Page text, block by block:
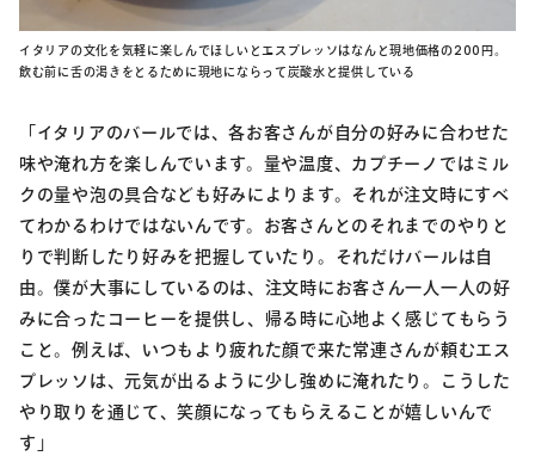
イタリアの文化を気軽に楽しんでほしいとエスプレッソはなんと現地価格の200円。
飲む前に舌の渇きをとるために現地にならって炭酸水と提供している
「イタリアのバールでは、各お客さんが自分の好みに合わせた
味や淹れ方を楽しんでいます。量や温度、カプチーノではミル
クの量や泡の具合なども好みによります。それが注文時にすべ
てわかるわけではないんです。お客さんとのそれまでのやりと
りで判断したり好みを把握していたり。それだけバールは自
由。僕が大事にしているのは、注文時にお客さん一人一人の好
みに合ったコーヒーを提供し、帰る時に心地よく感じてもらう
こと。例えば、いつもより疲れた顔で来た常連さんが頼むエス
プレッソは、元気が出るように少し強めに淹れたり。こうした
やり取りを通じて、笑顔になってもらえることが嬉しいんで
す」